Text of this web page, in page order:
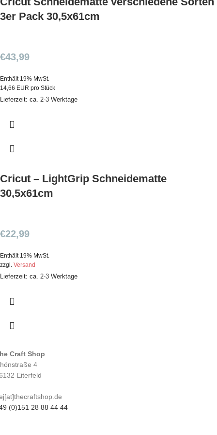
3er Pack 30,5x61cm
€43,99
Enthält 19% MwSt.
14,66 EUR pro Stück
Lieferzeit: ca. 2-3 Werktage
Cricut – LightGrip Schneidematte
30,5x61cm
€22,99
Enthält 19% MwSt.
zzgl. Versand
Lieferzeit: ca. 2-3 Werktage
Craft Shop
4
Eiterfeld
(0)151 28 88 44 44